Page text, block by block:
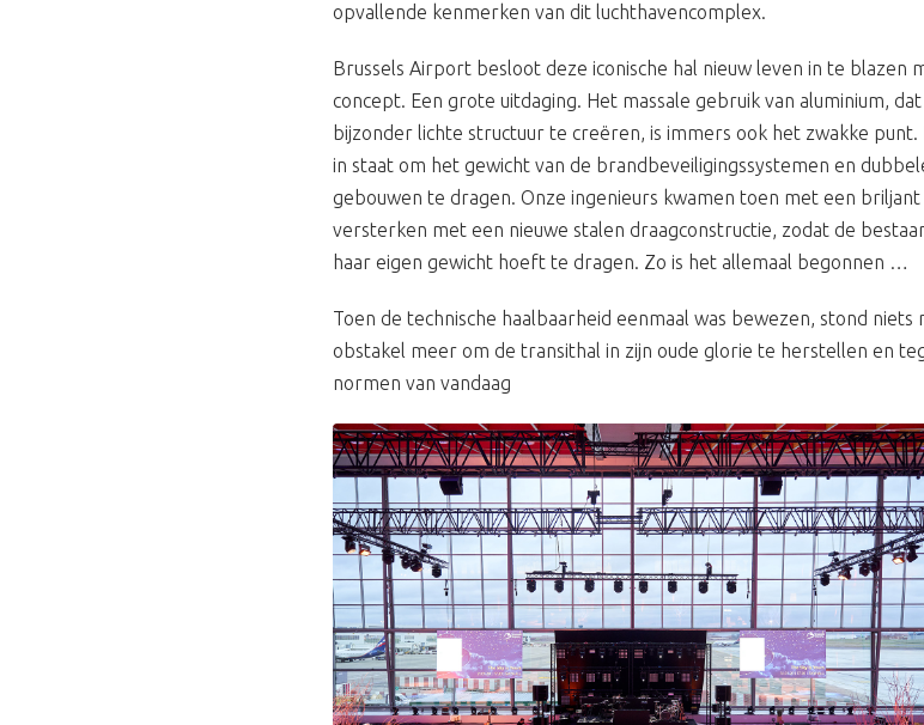
opvallende kenmerken van dit luchthavencomplex.
Brussels Airport besloot deze iconische hal nieuw leven in te blazen
concept. Een grote uitdaging. Het massale gebruik van aluminium,
bijzonder lichte structuur te creëren, is immers ook het zwakke
in staat om het gewicht van de brandbeveiligingssystemen en
gebouwen te dragen. Onze ingenieurs kwamen toen met een
versterken met een nieuwe stalen draagconstructie, zodat de
haar eigen gewicht hoeft te dragen. Zo is het allemaal begonnen …
Toen de technische haalbaarheid eenmaal was bewezen, stond
obstakel meer om de transithal in zijn oude glorie te herstellen en
normen van vandaag